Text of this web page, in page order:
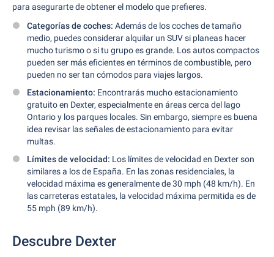
para asegurarte de obtener el modelo que prefieres.
Categorías de coches: Además de los coches de tamaño
medio, puedes considerar alquilar un SUV si planeas hacer
mucho turismo o si tu grupo es grande. Los autos compactos
pueden ser más eficientes en términos de combustible, pero
pueden no ser tan cómodos para viajes largos.
Estacionamiento: Encontrarás mucho estacionamiento
gratuito en Dexter, especialmente en áreas cerca del lago
Ontario y los parques locales. Sin embargo, siempre es buena
idea revisar las señales de estacionamiento para evitar
multas.
Límites de velocidad: Los límites de velocidad en Dexter son
similares a los de España. En las zonas residenciales, la
velocidad máxima es generalmente de 30 mph (48 km/h). En
las carreteras estatales, la velocidad máxima permitida es de
55 mph (89 km/h).
Descubre Dexter